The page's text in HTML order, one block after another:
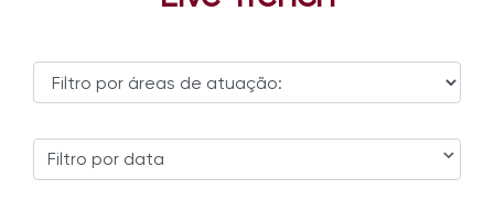
Filtro por data